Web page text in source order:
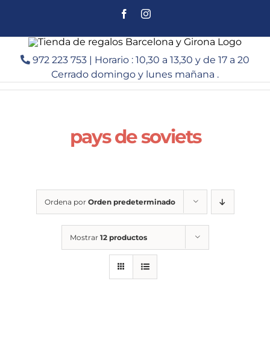
contenido
FacebookInstagram
972 223 753 | Horario : 10,30 a 13,30 y de 17 a 20
Cerrado domingo y lunes mañana .
pays de soviets
Ordena por Orden predeterminado
Mostrar 12 productos